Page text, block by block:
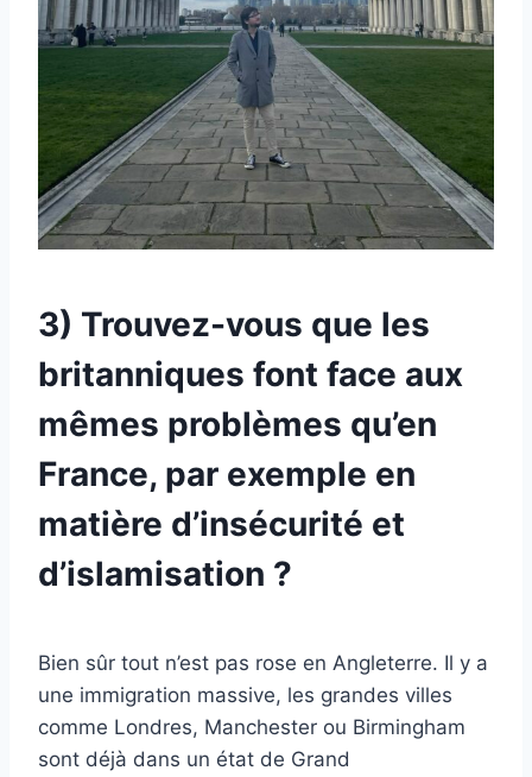
3) Trouvez-vous que les
britanniques font face aux
mêmes problèmes qu’en
France, par exemple en
matière d’insécurité et
d’islamisation ?
Bien sûr tout n’est pas rose en Angleterre. Il y a
une immigration massive, les grandes villes
comme Londres, Manchester ou Birmingham
sont déjà dans un état de Grand